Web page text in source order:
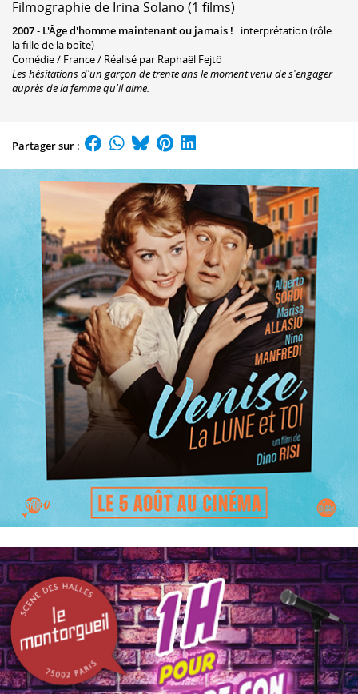
Filmographie de Irina Solano (1 films)
2007- L'Âge d'homme maintenant ou jamais ! : interprétation (rôle :
la fille de la boîte)
Comédie / France / Réalisé par Raphaël Fejtö
Les hésitations d'un garçon de trente ans le moment venu de s'engager
auprès de la femme qu'il aime.
Partager sur :